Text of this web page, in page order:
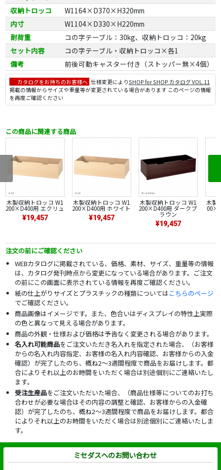
収納トロッコ
W1164×D370×H320mm
内寸
W1104×D330×H220mm
耐荷重
コの字テーブル：30kg、収納トロッコ：20kg
セット内容
コの字テーブル・収納トロッコ×各1
備考
前後可動キャスター付き（ストッパー無×4個）
カタログをお持ちのお客様へ 仕様変更によりSHOP for SHOP カタログ VOL.11
掲載の情報からサイズや重量等が変更されている場合があります このページの情報
を再度ご確認ください
この商品に関連する商品
木製収納トロッコ W1
200×D400用 エクリュ
¥19,457
木製収納トロッコ W1
200×D400用 ホワイト
¥19,457
木製収納トロッコ W1
200×D400用 ダークブ
ラウン
¥19,457
木製
注文の前にご確認ください
WEBカタログに掲載されている、価格、素材、サイズ、重量等の情報
は、カタログ発刊時点から変更になっている場合があります。ご注文
の前にこの画面に表示されている情報を再度ご確認ください。
紙の仕上がりサイズとプラスチックの種類についてはこちらのページ
でご確認ください。
商品画像はイメージです。また、色合いはディスプレイの特性上実際
の色と異なって見える場合があります。
商品の外観・仕様および価格は予告なく変更される場合があります。
名入れ可能商品をご注文いただき名入れを指定された場合、（お客様
からの名入れ内容指定、お客様の名入れ内容確認、お客様からの入金
確認）が完了したのち、概ね2～3週間程度で商品をお届けします。都
合によりそれ以上のお時間をいただく場合は別途個別にご連絡いたし
ます。
受注生産品をご注文いただいた場合、（商品仕様等についてのお打ち
合わせが必要な場合はその内容の調整と確認、お客様からの入金確
認）が完了したのち、概ね2～3週間程度で商品をお届けします。都合
によりそれ以上のお時間をいただく場合は別途個別にご連絡いたしま
す。
ミセダスへのお問い合わせ